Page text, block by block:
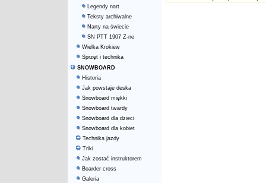
Legendy nart
Teksty archiwalne
Narty na świecie
SN PTT 1907 Z-ne
Wielka Krokiew
Sprzęt i technika
SNOWBOARD
Historia
Jak powstaje deska
Snowboard miękki
Snowboard twardy
Snowboard dla dzieci
Snowboard dla kobiet
Technika jazdy
Triki
Jak zostać instruktorem
Boarder cross
Galeria